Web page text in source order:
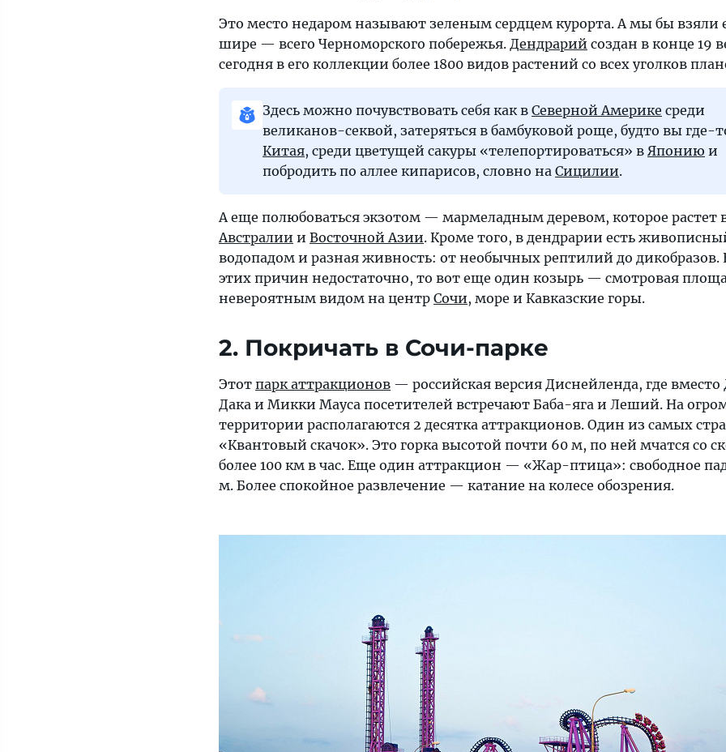
Это место недаром называют зеленым сердцем курорта. А мы бы взяли
шире — всего Черноморского побережья. Дендрарий создан в конце 19
сегодня в его коллекции более 1800 видов растений со всех уголков
Здесь можно почувствовать себя как в Северной Америке среди
великанов-секвой, затеряться в бамбуковой роще, будто вы где-
Китая, среди цветущей сакуры «телепортироваться» в Японию и
побродить по аллее кипарисов, словно на Сицилии.
А еще полюбоваться экзотом — мармеладным деревом, которое растет
Австралии и Восточной Азии. Кроме того, в дендрарии есть
водопадом и разная живность: от необычных рептилий до дикобразов.
этих причин недостаточно, то вот еще один козырь — смотровая
невероятным видом на центр Сочи, море и Кавказские горы.
2. Покричать в Сочи-парке
Этот парк аттракционов — российская версия Диснейленда, где вместо
Дака и Микки Мауса посетителей встречают Баба-яга и Леший. На
территории располагаются 2 десятка аттракционов. Один из самых
«Квантовый скачок». Это горка высотой почти 60 м, по ней мчатся со
более 100 км в час. Еще один аттракцион — «Жар-птица»: свободное
м. Более спокойное развлечение — катание на колесе обозрения.